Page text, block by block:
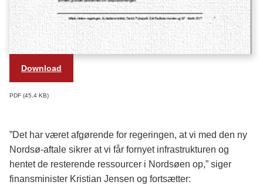
Download
PDF 45,4 KB
”Det har været afgørende for regeringen, at vi med den ny
Nordsø-aftale sikrer at vi får fornyet infrastrukturen og
hentet de resterende ressourcer i Nordsøen op,” siger
finansminister Kristian Jensen og fortsætter: